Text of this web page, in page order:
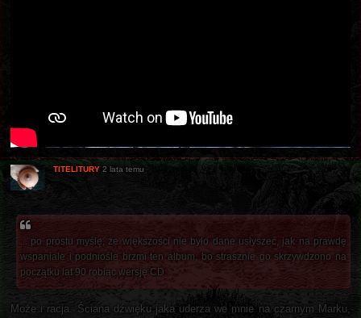
TITELITURY 2 lata temu
... po prostu myślę, że większości nie było dane usłyszeć, jak na prawdę
wspaniale i podniośle brzmi ten album, bo strasznie go skrzywdzono na
początku lat 90 robiąc wersję CD.
Może i racja. Ściana dźwięku jaka uderza we mnie na czarnym Marku,